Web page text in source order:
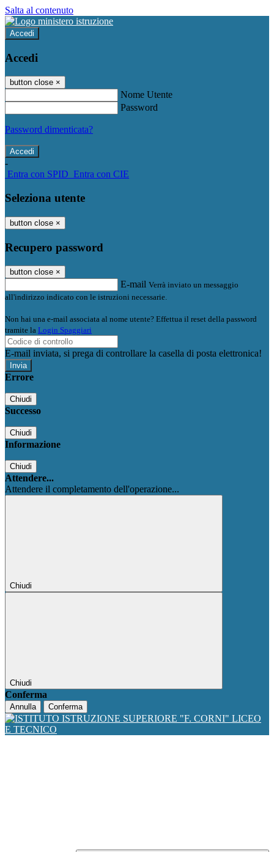
Salta al contenuto
Accedi
Accedi
button close ×
Nome Utente
Password
Password dimenticata?
-
Entra con SPID Entra con CIE
Seleziona utente
button close ×
Recupero password
button close ×
E-mail Verrà inviato un messaggio
all'indirizzo indicato con le istruzioni necessarie.
Non hai una e-mail associata al nome utente? Effettua il reset della password
tramite la Login Spaggiari
E-mail inviata, si prega di controllare la casella di posta elettronica!
Errore
Chiudi
Successo
Chiudi
Informazione
Chiudi
Attendere...
Attendere il completamento dell'operazione...
Chiudi
Chiudi
Conferma
Annulla Conferma